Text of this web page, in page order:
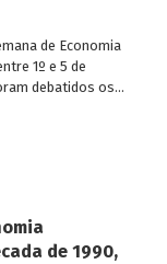
de Economia
1º e 5 de
debatidos os
40 anos,
de 1990,